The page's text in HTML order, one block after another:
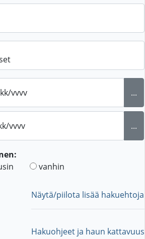
vvvv ...
vvvv ...
vanhin
Näytä/piilota lisää hakuehtoja
Hakuohjeet ja haun kattavuus